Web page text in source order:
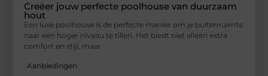
Creëer jouw perfecte poolhouse van duurzaam
hout
Een luxe poolhouse is de perfecte manier om je buitenruimte
naar een hoger niveau te tillen. Het biedt niet alleen extra
comfort en stijl, maar
Aanbiedingen